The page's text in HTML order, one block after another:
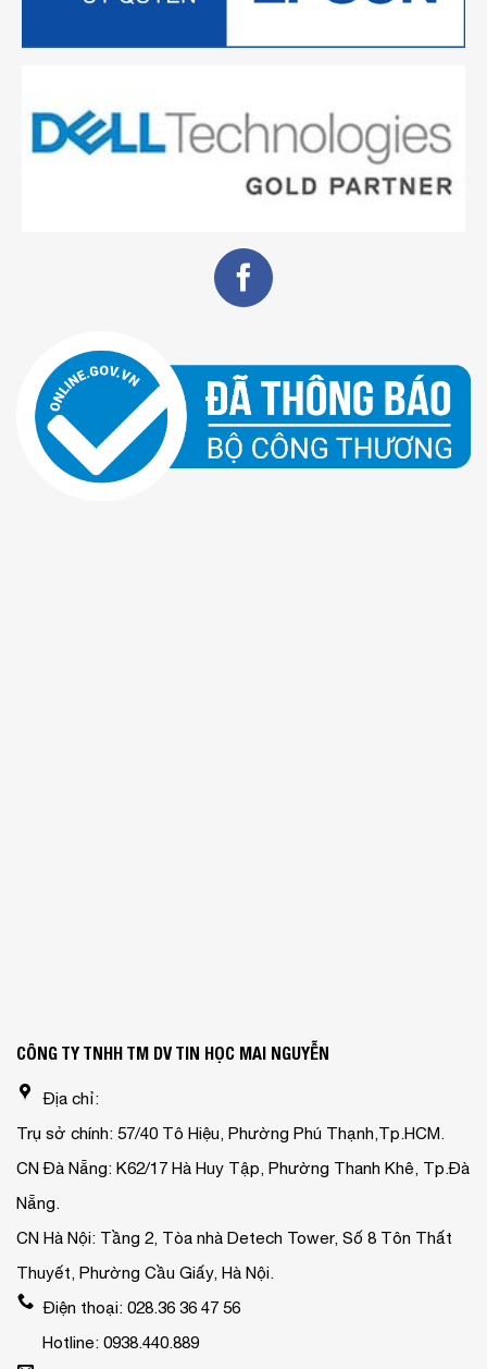
CÔNG TY TNHH TM DV TIN HỌC MAI NGUYỄN
Địa chỉ:
Trụ sở chính: 57/40 Tô Hiệu, Phường Phú Thạnh,Tp.HCM.
CN Đà Nẵng: K62/17 Hà Huy Tập, Phường Thanh Khê, Tp.Đà
Nẵng.
CN Hà Nội: Tầng 2, Tòa nhà Detech Tower, Số 8 Tôn Thất
Thuyết, Phường Cầu Giấy, Hà Nội.
Điện thoại: 028.36 36 47 56
Hotline: 0938.440.889